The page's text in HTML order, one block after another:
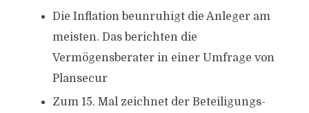
Die Inflation beunruhigt die Anleger am
meisten. Das berichten die
Vermögensberater in einer Umfrage von
Plansecur
Zum 15. Mal zeichnet der Beteiligungs-